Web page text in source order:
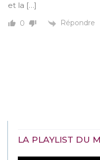
et la […]
0 Répondre
LA PLAYLIST DU